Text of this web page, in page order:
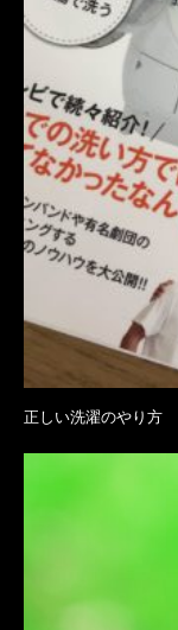
正しい洗濯のやり方